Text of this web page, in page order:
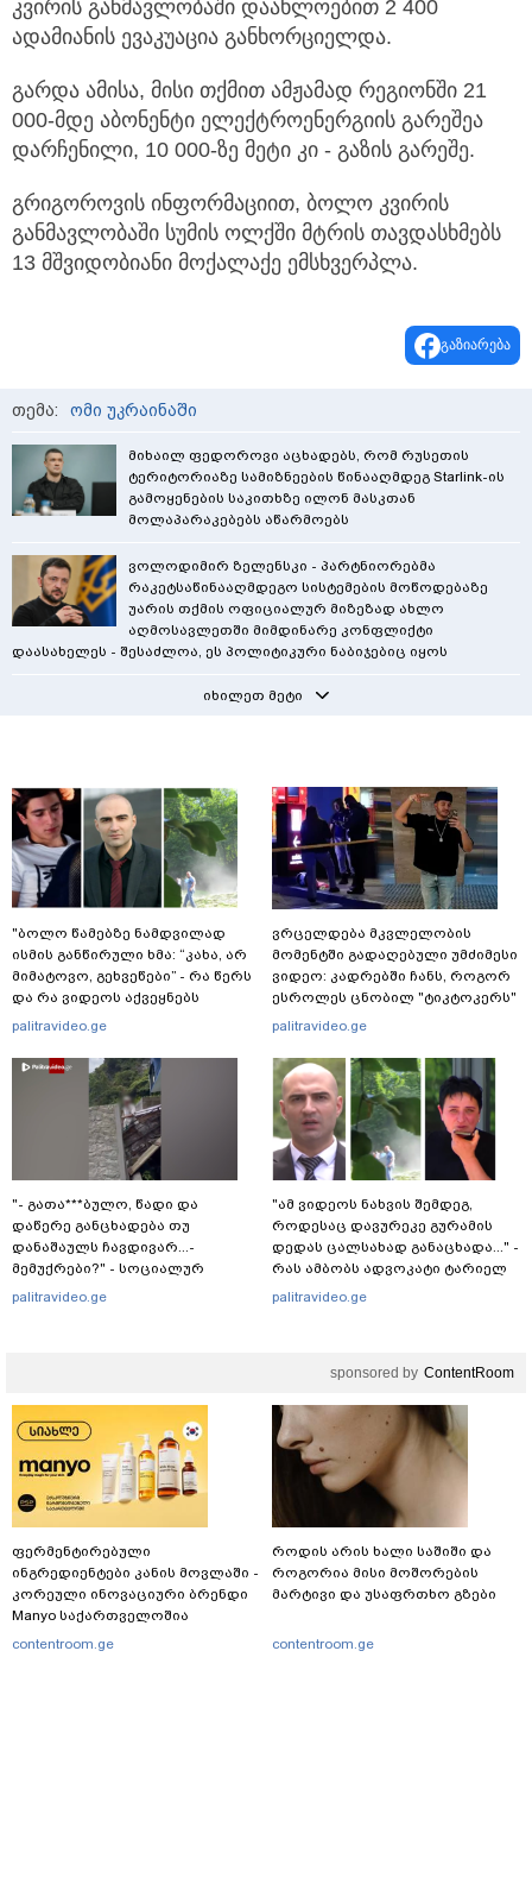
კვირის განმავლობაში დაახლოებით 2 400
ადამიანის ევაკუაცია განხორციელდა.
გარდა ამისა, მისი თქმით ამჟამად რეგიონში 21
000-მდე აბონენტი ელექტროენერგიის გარეშეა
დარჩენილი, 10 000-ზე მეტი კი - გაზის გარეშე.
გრიგოროვის ინფორმაციით, ბოლო კვირის
განმავლობაში სუმის ოლქში მტრის თავდასხმებს
13 მშვიდობიანი მოქალაქე ემსხვერპლა.
გაზიარება
თემა: ომი უკრაინაში
მიხაილ ფედოროვი აცხადებს, რომ რუსეთის
ტერიტორიაზე სამიზნეების წინააღმდეგ Starlink-ის
გამოყენების საკითხზე ილონ მასკთან
მოლაპარაკებებს აწარმოებს
ვოლოდიმირ ზელენსკი - პარტნიორებმა
რაკეტსაწინააღმდეგო სისტემების მოწოდებაზე
უარის თქმის ოფიციალურ მიზეზად ახლო
აღმოსავლეთში მიმდინარე კონფლიქტი
დაასახელეს - შესაძლოა, ეს პოლიტიკური ნაბიჯებიც იყოს
იხილეთ მეტი
"ბოლო წამებზე ნამდვილად
ისმის განწირული ხმა: “კახა, არ
მიმატოვო, გეხვეწები” - რა წერს
და რა ვიდეოს აქვეყნებს
ადვოკატი, ტარიელ კაკაბაძე?
palitravideo.ge
"- გათა***ბულო, წადი და
დაწერე განცხადება თუ
დანაშაულს ჩავდივარ...-
მემუქრები?" - სოციალურ
ქსელში სკანდალური კადრები
palitravideo.ge
ვრცელდება მკვლელობის
მომენტში გადაღებული უმძიმესი
ვიდეო: კადრებში ჩანს, როგორ
ესროლეს ცნობილ "ტიკტოკერს"
ლაივის დროს - რას ამბობს
palitravideo.ge
"ამ ვიდეოს ნახვის შემდეგ,
როდესაც დავურეკე გურამის
დედას ცალსახად განაცხადა..." -
რას ამბობს ადვოკატი ტარიელ
კაკაბაძე?
palitravideo.ge
sponsored by ContentRoom
ფერმენტირებული
ინგრედიენტები კანის მოვლაში -
კორეული ინოვაციური ბრენდი
Manyo საქართველოშია
contentroom.ge
როდის არის ხალი საშიში და
როგორია მისი მოშორების
მარტივი და უსაფრთხო გზები
contentroom.ge